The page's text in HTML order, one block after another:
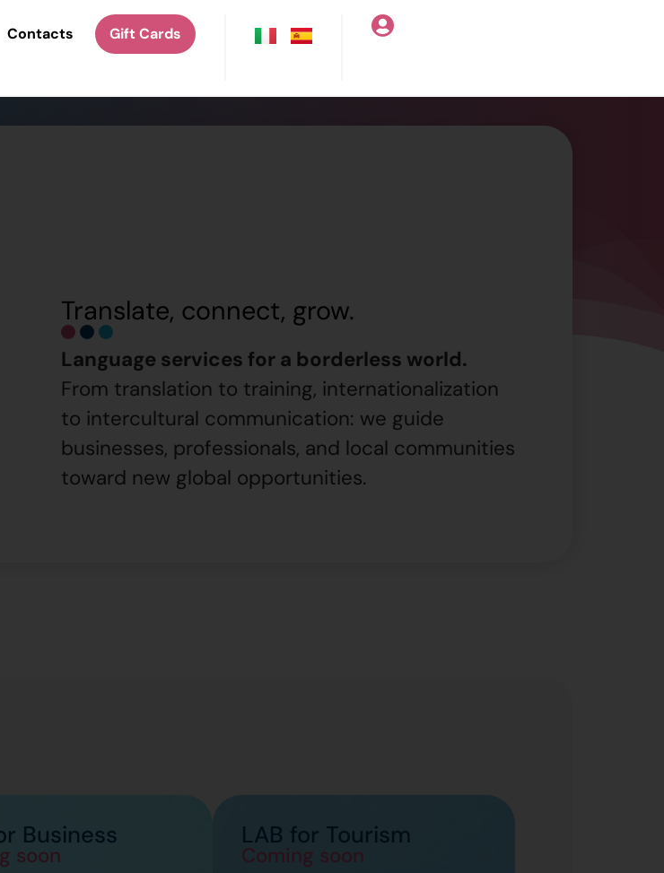
Contacts Gift Cards
Translate, connect, grow.
Language services for a borderless world.
From translation to training, internationalization
to intercultural communication: we guide
businesses, professionals, and local communities
toward new global opportunities.
Business
soon
LAB for Tourism
Coming soon